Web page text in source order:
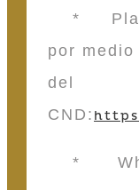
* Plan
por
del
CND:
*